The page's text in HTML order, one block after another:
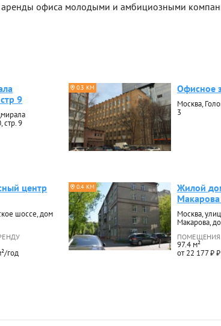
аренды офиса молодыми и амбициозными
9
стр. 9
0.3 КМ Офисное
Москва,
3
центр
шоссе, дом
год
0.4 КМ
Жилой
Москва,
Макарова,
ПОМЕЩЕНИЯ
97.4 м²
от 22 177 ₽